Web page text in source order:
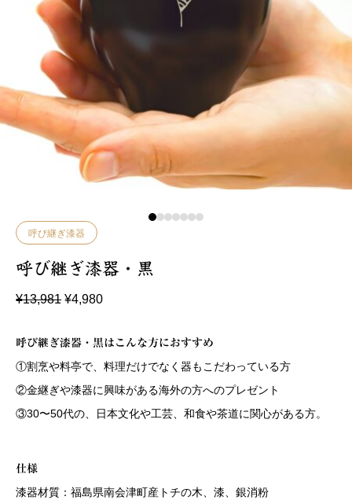
呼び継ぎ漆器
呼び継ぎ漆器・黒
¥13,981 元
格
は
¥
1
3
,
9
。
¥4,980現
価
格
は
¥
4
,
9
呼び継ぎ漆器・黒はこんな方におすすめ
①割烹や料亭で、料理だけでなく器もこだわっている方
②金継ぎや漆器に興味がある海外の方へのプレゼント
③30〜50代の、日本文化や工芸、和食や茶道に関心がある方。
仕様
漆器材質：福島県南会津町産トチの木、漆、銀消粉